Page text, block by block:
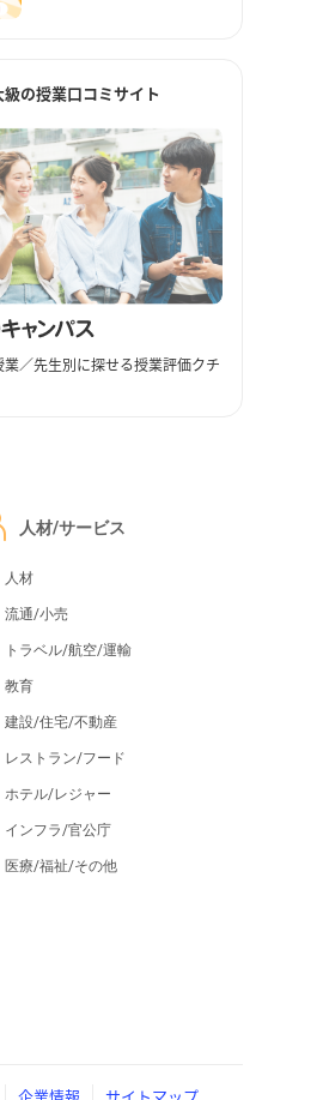
級の授業口コミサイト
／先生別に探せる授業評価クチ
人材/サービス
人材
流通/小売
トラベル/航空/運輸
教育
建設/住宅/不動産
レストラン/フード
ホテル/レジャー
インフラ/官公庁
医療/福祉/その他